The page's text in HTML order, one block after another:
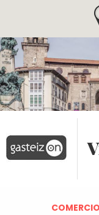
Pasar al contenido
Hemengo